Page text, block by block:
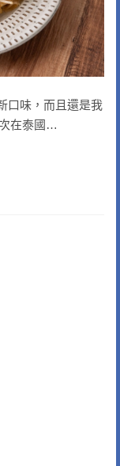
口味，而且還是我
在泰國…